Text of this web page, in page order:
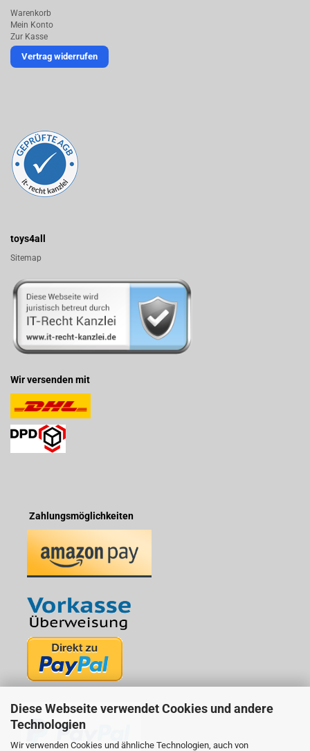
Diese Webseite verwendet Cookies und andere
Technologien
Wir verwenden Cookies und ähnliche Technologien, auch von
Warenkorb
Mein Konto
Zur Kasse
Vertrag widerrufen
toys4all
Sitemap
Wir versenden mit
Zahlungsmöglichkeiten